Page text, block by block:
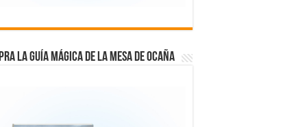
LA GUÍA MÁGICA DE LA MESA DE OCAÑA